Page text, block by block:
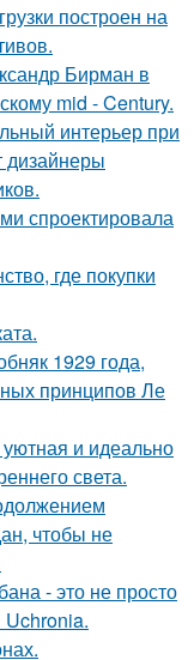
построен на
Бирман в
mid - Century.
интерьер при
дизайнеры
спроектировала
где покупки
1929 года,
принципов Ле
и идеально
света.
чтобы не
- это не просто